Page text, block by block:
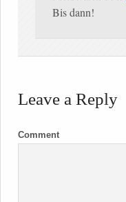
Bis dann!
Leave a Reply
Comment